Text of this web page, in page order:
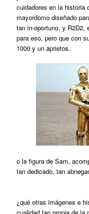
cuidadores en la historia
mayordomo diseñado
tan in-oportuno, y R2D2,
para eso, pero que con
1000 y un aprietos.
o la figura de Sam,
tan dedicado, tan
¿qué otras imágenes e